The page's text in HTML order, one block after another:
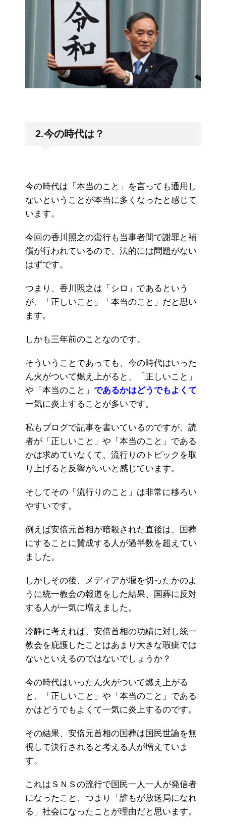
2.今の時代は？
今の時代は「本当のこと」を言っても通用し
ないということが本当に多くなったと感じて
います。
今回の香川照之の蛮行も当事者間で謝罪と補
償が行われているので、法的には問題がない
はずです。
つまり、香川照之は「シロ」であるという
が、「正しいこと」「本当のこと」だと思い
ます。
しかも三年前のことなのです。
そういうことであっても、今の時代はいった
ん火がついて燃え上がると、「正しいこと」
や「本当のこと」 であるかはどうでもよくて
一気に炎上することが多いです。
私もブログで記事を書いているのですが、読
者が「正しいこと」や「本当のこと」である
かは求めていなくて、流行りのトピックを取
り上げると反響がいいと感じています。
そしてその「流行りのこと」は非常に移ろい
やすいです。
例えば安倍元首相が暗殺された直後は、国葬
にすることに賛成する人が過半数を超えてい
ました。
しかしその後、メディアが堰を切ったかのよ
うに統一教会の報道をした結果、国葬に反対
する人が一気に増えました。
冷静に考えれば、安倍首相の功績に対し統一
教会を庇護したことはあまり大きな瑕疵では
ないといえるのではないでしょうか？
今の時代はいったん火がついて燃え上がる
と、「正しいこと」や「本当のこと」である
かはどうでもよくて一気に炎上するのです。
その結果、安倍元首相の国葬は国民世論を無
視して決行されると考える人が増えていま
す。
これはＳＮＳの流行で国民一人一人が発信者
になったこと、つまり「誰もが放送局になれ
る」社会になったことが理由だと思います。